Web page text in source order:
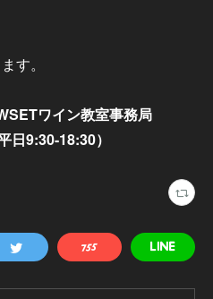
す。
ワイン教室事務局
日9:30-18:30）